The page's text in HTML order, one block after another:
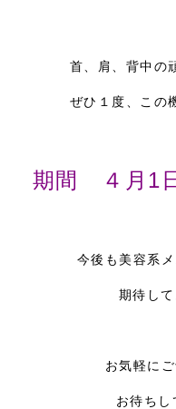
首、肩、背中の
ぜひ１度、この
期間 ４月1
今後も美容系
期待し
お気軽に
お待ちし